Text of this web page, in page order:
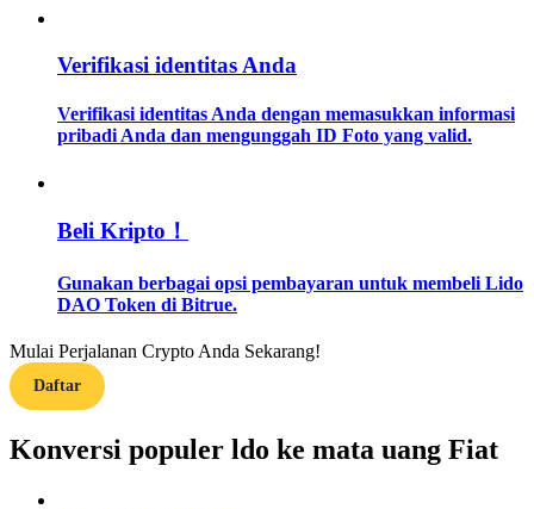
Pelajari cara untuk tetap menghasilkan keuntungan
Menghasilkan
Verifikasi identitas Anda
Verifikasi identitas Anda dengan memasukkan informasi
pribadi Anda dan mengunggah ID Foto yang valid.
Beli Kripto！
Gunakan berbagai opsi pembayaran untuk membeli Lido
DAO Token di Bitrue.
Mulai Perjalanan Crypto Anda Sekarang!
Daftar
Konversi populer ldo ke mata uang Fiat